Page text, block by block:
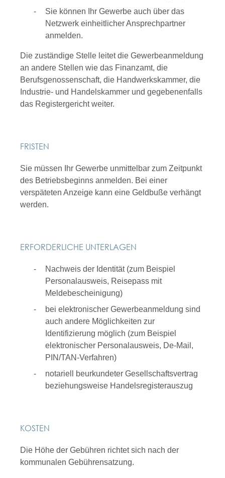
Sie können Ihr Gewerbe auch über das
Netzwerk einheitlicher Ansprechpartner
anmelden.
Die zuständige Stelle leitet die Gewerbeanmeldung
an andere Stellen wie das Finanzamt, die
Berufsgenossenschaft, die Handwerkskammer, die
Industrie- und Handelskammer und gegebenenfalls
das Registergericht weiter.
FRISTEN
Sie müssen Ihr Gewerbe unmittelbar zum Zeitpunkt
des Betriebsbeginns anmelden. Bei einer
verspäteten Anzeige kann eine Geldbuße verhängt
werden.
ERFORDERLICHE UNTERLAGEN
Nachweis der Identität (zum Beispiel
Personalausweis, Reisepass mit
Meldebescheinigung)
bei elektronischer Gewerbeanmeldung sind
auch andere Möglichkeiten zur
Identifizierung möglich (zum Beispiel
elektronischer Personalausweis, De-Mail,
PIN/TAN-Verfahren)
notariell beurkundeter Gesellschaftsvertrag
beziehungsweise Handelsregisterauszug
KOSTEN
Die Höhe der Gebühren richtet sich nach der
kommunalen Gebührensatzung.